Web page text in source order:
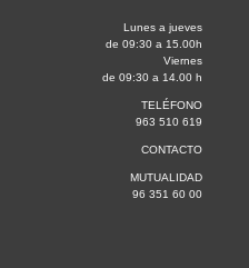
Lunes a jueves
de 09:30 a 15.00h
Viernes
de 09:30 a 14.00 h
TELÉFONO
963 510 619
CONTACTO
MUTUALIDAD
96 351 60 00